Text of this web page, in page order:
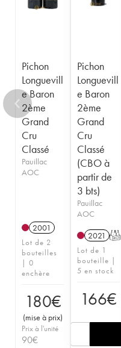
1943
1940 1938
Pichon
Longuevill
e Baron
2ème
Grand
Cru
Classé
Pauillac
AOC
2001
Lot de 2
bouteilles
| 0
enchère
180€
(mise à prix)
Prix à l'unité
90€
Pichon
Longuevill
e Baron
2ème
Grand
Cru
Classé
(CBO à
partir de
3 bts)
Pauillac
AOC
2021 T
Lot de 1
bouteille |
5 en stock
166€